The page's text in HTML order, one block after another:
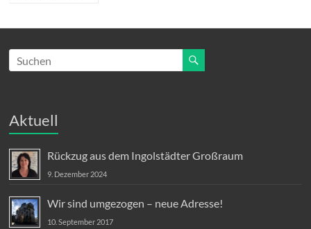
Aktuell
Rückzug aus dem Ingolstädter Großraum
9. Dezember 2024
Wir sind umgezogen – neue Adresse!
10. September 2017